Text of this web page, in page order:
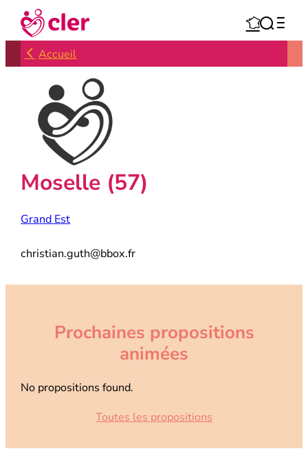
Aller
contenu
 
Accueil
Moselle (57)
Grand Est
christian.guth@bbox.fr
Prochaines propositions
animées
No propositions found.
Toutes les propositions